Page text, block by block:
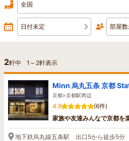
全国
日付未定 部屋
2軒中 1 ～ 2軒表示
Minn 烏丸五条 京都
京都>京都駅周辺
4.9
(6件)
家族や友達みんなで京都を
地下鉄烏丸線五条駅 出口5から徒歩5分